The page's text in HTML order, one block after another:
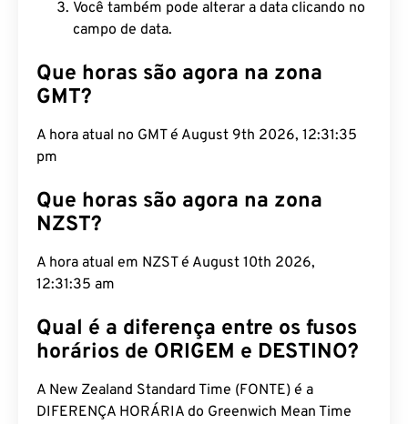
Você também pode alterar a data clicando no
campo de data.
Que horas são agora na zona
GMT?
A hora atual no GMT é August 9th 2026, 12:31:36
pm
Que horas são agora na zona
NZST?
A hora atual em NZST é August 10th 2026,
12:31:36 am
Qual é a diferença entre os fusos
horários de ORIGEM e DESTINO?
A New Zealand Standard Time (FONTE) é a
DIFERENÇA HORÁRIA do Greenwich Mean Time